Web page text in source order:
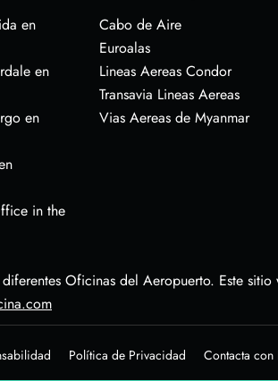
en
en
en
in the
Cabo de Aire
Euroalas
Lineas Aereas Condor
Transavia Lineas Aereas
Vias Aereas de Myanmar
Oficinas del Aeropuerto. Este sitio
Política de Privacidad Contacta